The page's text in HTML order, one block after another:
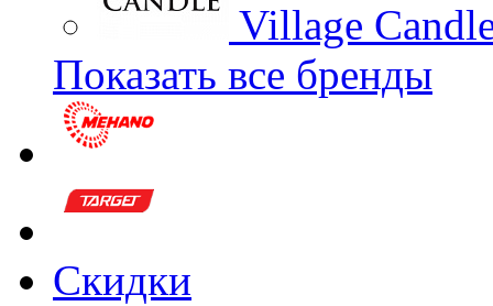
Village
Показать все бренды
Скидки